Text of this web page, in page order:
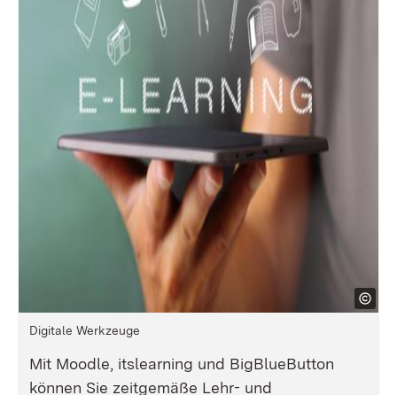
Digitale Werkzeuge
Mit Moodle, itslearning und BigBlueButton
können Sie zeitgemäße Lehr- und